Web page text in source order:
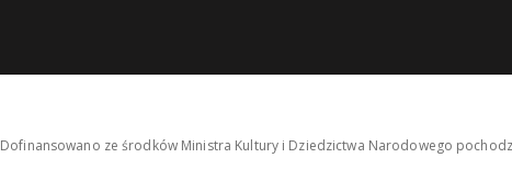
Dofinansowano ze środków Ministra Kultury i Dziedzictwa Narodowego